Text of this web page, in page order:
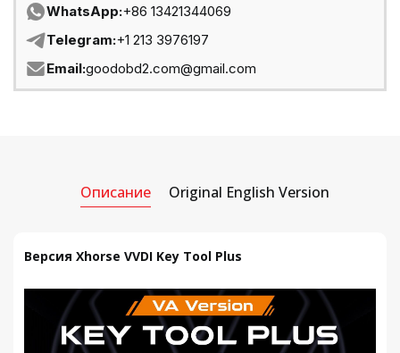
WhatsApp:+86 13421344069
Telegram:+1 213 3976197
Email:goodobd2.com@gmail.com
Описание Original English Version
Версия Xhorse VVDI Key Tool Plus